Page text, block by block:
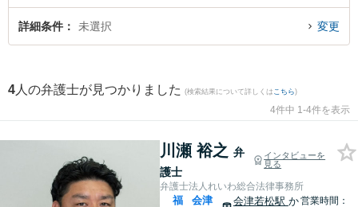
分を法律相談できる会津若松市内の弁護士に相談予約したい』などでお困りの
相談者さんにおすすめです。
詳細条件 未選択 変更
4 人の弁護士が見つかりました (検索結果について詳しくは こちら)
4件中 1-4件を表示
川瀬 裕之 弁
護士
インタビューを
見る
弁護士法人れいわ総合法律事務所
福
会津
会津若松駅 か営業時間：